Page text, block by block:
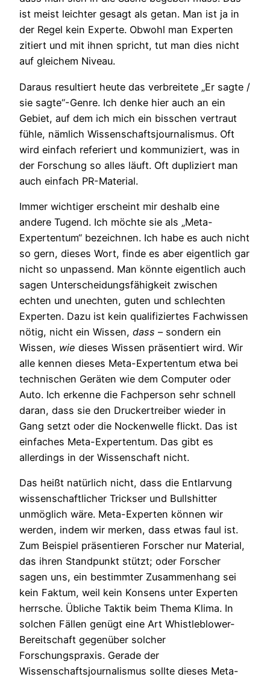
ist meist leichter gesagt als getan. Man ist ja in
der Regel kein Experte. Obwohl man Experten
zitiert und mit ihnen spricht, tut man dies nicht
auf gleichem Niveau.
Daraus resultiert heute das verbreitete „Er sagte /
sie sagte“-Genre. Ich denke hier auch an ein
Gebiet, auf dem ich mich ein bisschen vertraut
fühle, nämlich Wissenschaftsjournalismus. Oft
wird einfach referiert und kommuniziert, was in
der Forschung so alles läuft. Oft dupliziert man
auch einfach PR-Material.
Immer wichtiger erscheint mir deshalb eine
andere Tugend. Ich möchte sie als „Meta-
Expertentum“ bezeichnen. Ich habe es auch nicht
so gern, dieses Wort, finde es aber eigentlich gar
nicht so unpassend. Man könnte eigentlich auch
sagen Unterscheidungsfähigkeit zwischen
echten und unechten, guten und schlechten
Experten. Dazu ist kein qualifiziertes Fachwissen
nötig, nicht ein Wissen, dass – sondern ein
Wissen, wie dieses Wissen präsentiert wird. Wir
alle kennen dieses Meta-Expertentum etwa bei
technischen Geräten wie dem Computer oder
Auto. Ich erkenne die Fachperson sehr schnell
daran, dass sie den Druckertreiber wieder in
Gang setzt oder die Nockenwelle flickt. Das ist
einfaches Meta-Expertentum. Das gibt es
allerdings in der Wissenschaft nicht.
Das heißt natürlich nicht, dass die Entlarvung
wissenschaftlicher Trickser und Bullshitter
unmöglich wäre. Meta-Experten können wir
werden, indem wir merken, dass etwas faul ist.
Zum Beispiel präsentieren Forscher nur Material,
das ihren Standpunkt stützt; oder Forscher
sagen uns, ein bestimmter Zusammenhang sei
kein Faktum, weil kein Konsens unter Experten
herrsche. Übliche Taktik beim Thema Klima. In
solchen Fällen genügt eine Art Whistleblower-
Bereitschaft gegenüber solcher
Forschungspraxis. Gerade der
Wissenschaftsjournalismus sollte dieses Meta-